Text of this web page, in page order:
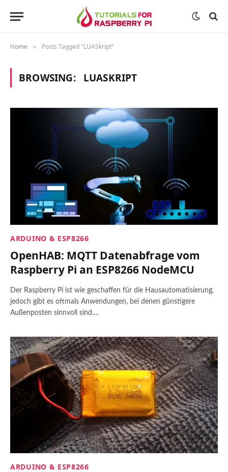
Home » Posts Tagged "LUASkript"
BROWSING: LUASKRIPT
ARDUINO & ESP8266
OpenHAB: MQTT Datenabfrage vom
Raspberry Pi an ESP8266 NodeMCU
Der Raspberry Pi ist wie geschaffen für die Hausautomatisierung,
jedoch gibt es oftmals Anwendungen, bei denen günstigere
Außenposten sinnvoll sind.…
ARDUINO & ESP8266